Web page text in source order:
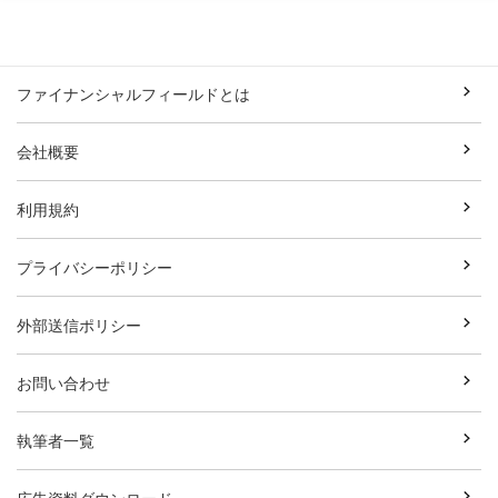
ファイナンシャルフィールドとは
会社概要
利用規約
プライバシーポリシー
外部送信ポリシー
お問い合わせ
執筆者一覧